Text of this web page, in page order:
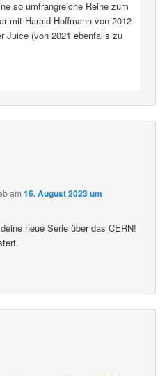
so umfrangreiche Reihe zum
mit Harald Hoffmann von 2012
Juice (von 2021 ebenfalls zu
am16. August 2023 um
neue Serie über das CERN!